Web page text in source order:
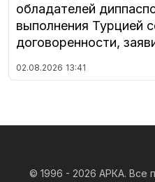
обладателей
выполнения Турцией
договоренности,
02.08.2026 13:41
© 1996 - 2026 АРКА. Все